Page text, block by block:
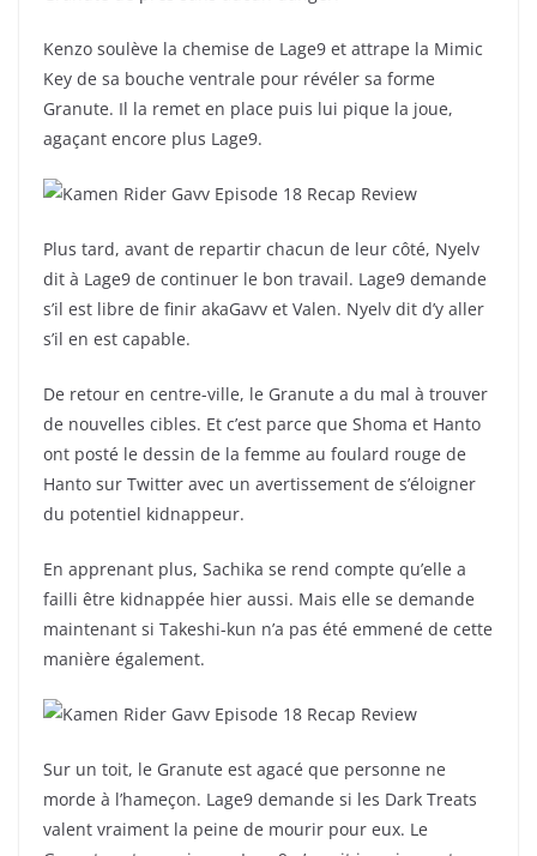
Kenzo soulève la chemise de Lage9 et attrape la Mimic
Key de sa bouche ventrale pour révéler sa forme
Granute. Il la remet en place puis lui pique la joue,
agaçant encore plus Lage9.
Plus tard, avant de repartir chacun de leur côté, Nyelv
dit à Lage9 de continuer le bon travail. Lage9 demande
s’il est libre de finir akaGavv et Valen. Nyelv dit d’y aller
s’il en est capable.
De retour en centre-ville, le Granute a du mal à trouver
de nouvelles cibles. Et c’est parce que Shoma et Hanto
ont posté le dessin de la femme au foulard rouge de
Hanto sur Twitter avec un avertissement de s’éloigner
du potentiel kidnappeur.
En apprenant plus, Sachika se rend compte qu’elle a
failli être kidnappée hier aussi. Mais elle se demande
maintenant si Takeshi-kun n’a pas été emmené de cette
manière également.
Sur un toit, le Granute est agacé que personne ne
morde à l’hameçon. Lage9 demande si les Dark Treats
valent vraiment la peine de mourir pour eux. Le